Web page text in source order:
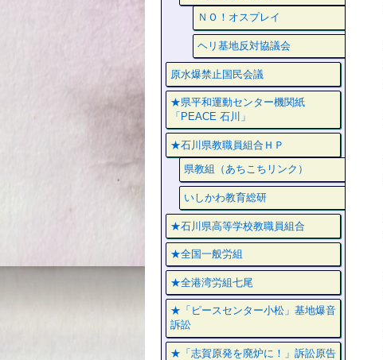
ＮＯ！オスプレイ
ヘリ基地反対協議会
原水爆禁止国民会議
★県平和運動センター機関紙
「PEACE 石川」
★石川県教職員組合ＨＰ
県教組（あちこちリンク）
いしかわ教育総研
★石川県高等学校教職員組合
★全国一般労組
★全港湾労組七尾
★「ピースセンター小松」基地爆音
訴訟
★「志賀原発を廃炉に！」訴訟原告